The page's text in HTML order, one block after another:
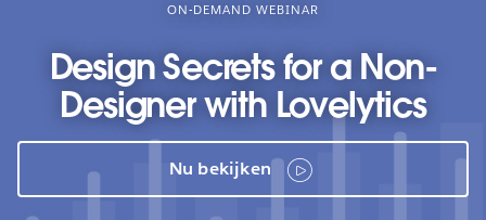
ON-DEMAND WEBINAR
Design Secrets for a Non-
Designer with Lovelytics
Nu bekijken